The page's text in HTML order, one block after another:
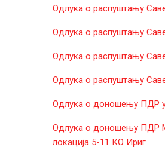
Одлука о распуштању
Одлука о распуштању
Одлука о распуштању
Одлука о распуштању
Одлукa о доношењу ПДР
Одлукa о доношењу ПДР
локација 5-11 КО Ириг